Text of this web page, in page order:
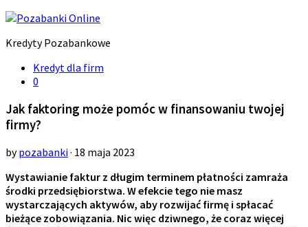
Kredyty Pozabankowe
Kredyt dla firm
0
Jak faktoring może pomóc w finansowaniu twojej
firmy?
bypozabanki· 18 maja 2023
Wystawianie faktur z długim terminem płatności zamraża
środki przedsiębiorstwa. W efekcie tego nie masz
wystarczających aktywów, aby rozwijać firmę i spłacać
bieżące zobowiązania. Nic więc dziwnego, że coraz więcej